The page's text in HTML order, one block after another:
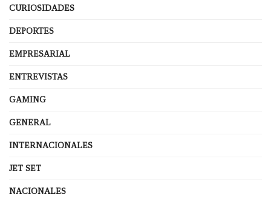
CURIOSIDADES
DEPORTES
EMPRESARIAL
ENTREVISTAS
GAMING
GENERAL
INTERNACIONALES
JET SET
NACIONALES